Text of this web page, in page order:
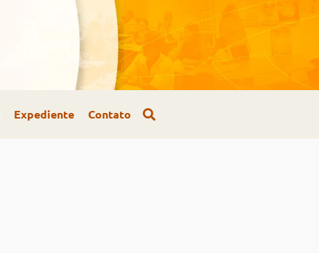
Expediente Contato